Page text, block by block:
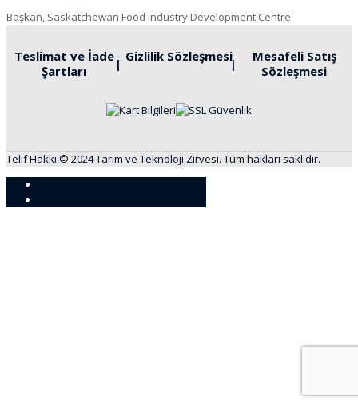
Başkan, Saskatchewan Food Industry Development Centre
Teslimat ve İade
Şartları
Gizlilik Sözleşmesi
Mesafeli Satış
Sözleşmesi
Telif Hakkı © 2024 Tarım ve Teknoloji Zirvesi. Tüm hakları saklıdır.